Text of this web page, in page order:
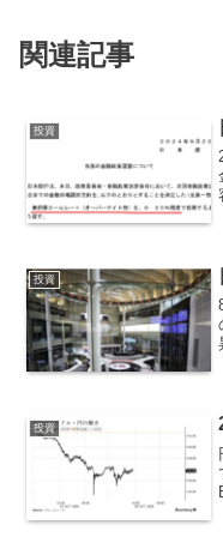
関連記事
投資
投資
投資